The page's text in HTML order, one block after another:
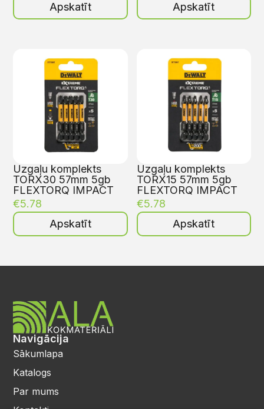
Apskatīt
Apskatīt
Uzgaļu komplekts
TORX30 57mm 5gb
FLEXTORQ IMPACT
€5.78
Apskatīt
Uzgaļu komplekts
TORX15 57mm 5gb
FLEXTORQ IMPACT
€5.78
Apskatīt
Navigācija
Sākumlapa
Katalogs
Par mums